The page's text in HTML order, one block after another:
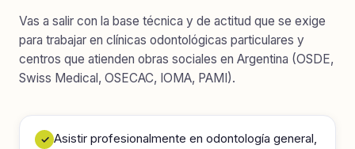
Vas a salir con la base técnica y de actitud que se exige
para trabajar en clínicas odontológicas particulares y
centros que atienden obras sociales en Argentina (OSDE,
Swiss Medical, OSECAC, IOMA, PAMI).
✓ Asistir profesionalmente en odontología general,